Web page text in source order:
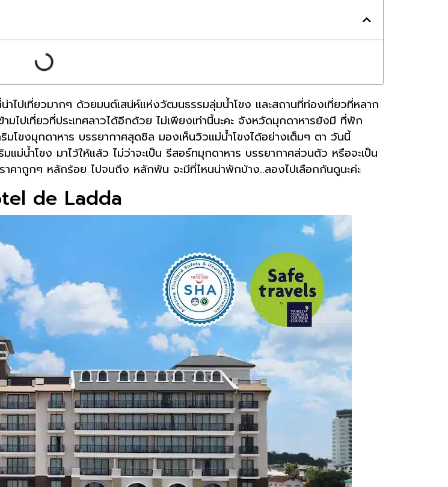
ไปเที่ยวมากๆ ด้วยมนต์เสน่ห์แห่งวัฒนธรรมลุ่มน้ำโขง และสถานที่ท่องเที่ยวที่หลาก
ไปเที่ยวที่ประเทศลาวได้อีกด้วย ไม่เพียงเท่านี้นะคะ จังหวัดมุกดาหารยังมี ที่พัก
โขงมุกดาหาร บรรยากาศสุดชิล มองเห็นวิวแม่น้ำโขงได้อย่างเต็มๆ ตา วันนี้
แม่น้ำโขง มาไว้ให้แล้ว ไม่ว่าจะเป็น รีสอร์ทมุกดาหาร บรรยากาศส่วนตัว หรือจะเป็น
คาถูกๆ หลักร้อย ไปจนถึง หลักพัน จะมีที่ไหนน่าพักบ้าง..ลองไปเลือกกันดูนะค่ะ
de Ladda